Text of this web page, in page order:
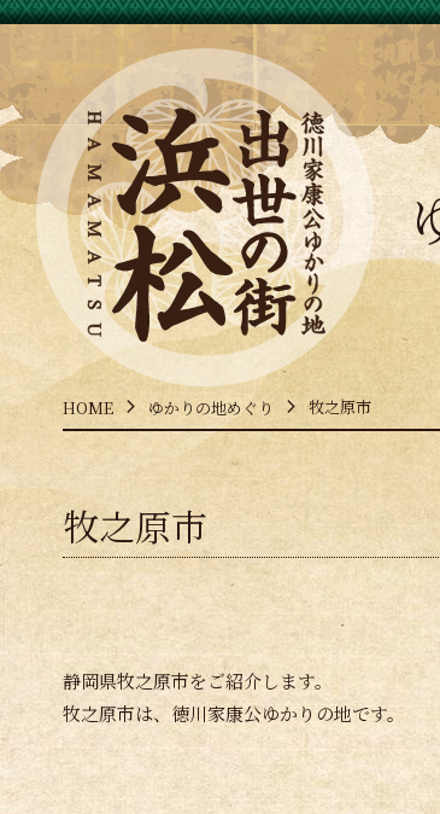
HOME ゆかりの地めぐり 牧之原市
牧之原市
静岡県牧之原市をご紹介します。
牧之原市は、徳川家康公ゆかりの地です。